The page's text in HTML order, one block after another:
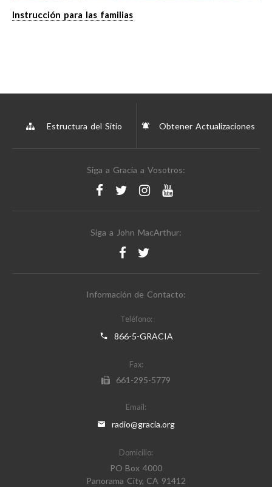
Instrucción para las familias
Estructura del Sitio Obtener Actualizaciones
Siga a Gracia a Vosotros:
Siga a John MacArthur:
Información de Contacto:
Teléfono:
866-5-GRACIA
Fax:
661-295-5779
Email:
radio@gracia.org
Domicilio:
PO Box 4000
Panorama City, CA 91412